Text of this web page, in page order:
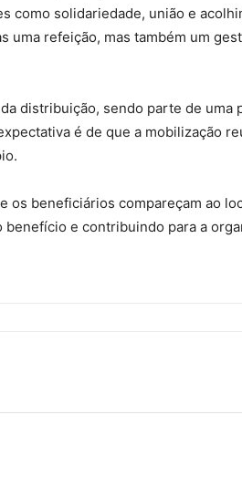
como solidariedade, união e
uma refeição, mas também um
distribuição, sendo parte de uma
é de que a mobilização
os beneficiários compareçam ao
e contribuindo para a